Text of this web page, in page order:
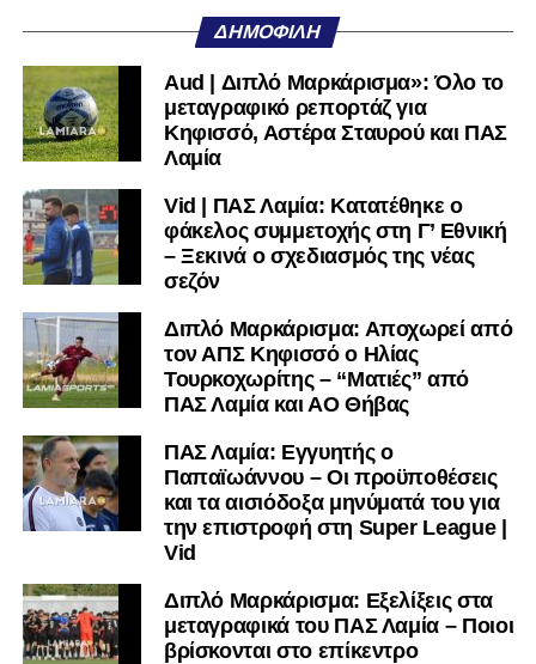
πολύ μικρή.
Ακολουθήστε το lamiara.grστοGoogle Newsγια να
μαθαίνετε πρώτοι τα κυανόλευκα νέα στην Ελλάδα και τον
υπόλοιπο κόσμο. Ακολουθήστε το lamiara.gr στο
μαθαίνετε σε χρόνο dt όλα τα νέα.
ΔΗΜΟΦΙΛΉ
Aud | Διπλό Μαρκάρισμα»: Όλο το
μεταγραφικό ρεπορτάζ για
Κηφισσό, Αστέρα Σταυρού και ΠΑΣ
Λαμία
Vid | ΠΑΣ Λαμία: Κατατέθηκε ο
φάκελος συμμετοχής στη Γ’ Εθνική
– Ξεκινά ο σχεδιασμός της νέας
σεζόν
Διπλό Μαρκάρισμα: Αποχωρεί από
τον ΑΠΣ Κηφισσό ο Ηλίας
Τουρκοχωρίτης – “Ματιές” από
ΠΑΣ Λαμία και ΑΟ Θήβας
ΠΑΣ Λαμία: Εγγυητής ο
Παπαϊωάννου – Οι προϋποθέσεις
και τα αισιόδοξα μηνύματά του για
την επιστροφή στη Super League |
Vid
Διπλό Μαρκάρισμα: Εξελίξεις στα
μεταγραφικά του ΠΑΣ Λαμία – Ποιοι
βρίσκονται στο επίκεντρο